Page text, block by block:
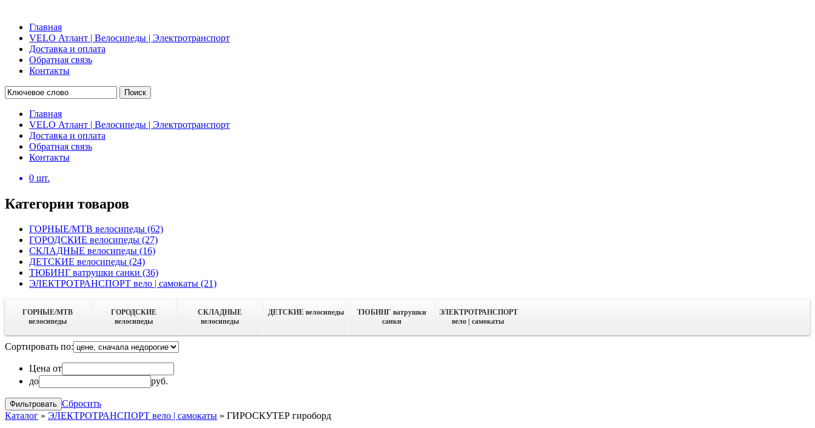
Главная
VELO Атлант | Велосипеды | Электротранспорт
Доставка и оплата
Обратная связь
Контакты
Поиск
Главная
VELO Атлант | Велосипеды | Электротранспорт
Доставка и оплата
Обратная связь
Контакты
0 шт.
Категории товаров
ГОРНЫЕ/MTB велосипеды (62)
ГОРОДСКИЕ велосипеды (27)
СКЛАДНЫЕ велосипеды (16)
ДЕТСКИЕ велосипеды (24)
ТЮБИНГ ватрушки санки (36)
ЭЛЕКТРОТРАНСПОРТ вело | самокаты (21)
ГОРНЫЕ/MTB
велосипеды
ГОРОДСКИЕ
велосипеды
СКЛАДНЫЕ
велосипеды
ДЕТСКИЕ велосипеды
ТЮБИНГ ватрушки
санки
ЭЛЕКТРОТРАНСПОРТ
вело | самокаты
Сортировать по:
Цена от
до
руб.
Сбросить
Каталог » ЭЛЕКТРОТРАНСПОРТ вело | самокаты » ГИРОСКУТЕР гироборд